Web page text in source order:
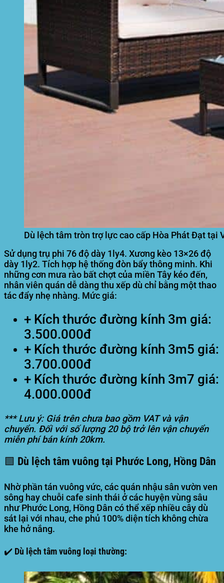
Dù lệch tâm tròn trợ lực cao cấp Hòa Phát Đạt tại
Sử dụng trụ phi 76 độ dày 1ly4. Xương kèo 13×26 độ
dày 1ly2. Tích hợp hệ thống đòn bẩy thông minh. Khi
những cơn mưa rào bất chợt của miền Tây kéo đến,
nhân viên quán dễ dàng thu xếp dù chỉ bằng một thao
tác đẩy nhẹ nhàng. Mức giá:
+ Kích thước đường kính 3m giá:
3.500.000đ
+ Kích thước đường kính 3m5 giá:
3.700.000đ
+ Kích thước đường kính 3m7 giá:
4.000.000đ
*** Lưu ý: Giá trên chưa bao gồm VAT và vận
chuyển. Đối với số lượng 20 bộ trở lên vận chuyển
miễn phí bán kính 20km.
🟩 Dù lệch tâm vuông tại Phước Long, Hồng Dân
Nhờ phần tán vuông vức, các quán nhậu sân vườn ven
sông hay chuỗi cafe sinh thái ở các huyện vùng sâu
như Phước Long, Hồng Dân có thể xếp nhiều cây dù
sát lại với nhau, che phủ 100% diện tích không chừa
khe hở nắng.
✔️ Dù lệch tâm vuông loại thường: